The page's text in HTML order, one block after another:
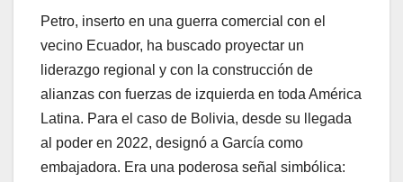
Petro, inserto en una guerra comercial con el
vecino Ecuador, ha buscado proyectar un
liderazgo regional y con la construcción de
alianzas con fuerzas de izquierda en toda América
Latina. Para el caso de Bolivia, desde su llegada
al poder en 2022, designó a García como
embajadora. Era una poderosa señal simbólica: